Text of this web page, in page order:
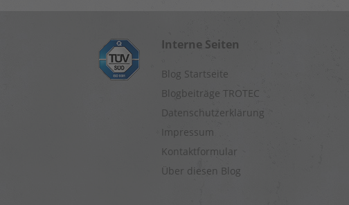
Interne Seiten
Blog Startseite
Blogbeiträge TROTEC
Datenschutzerklärung
Impressum
Kontaktformular
Über diesen Blog